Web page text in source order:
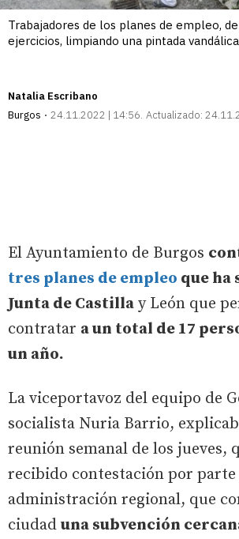
Trabajadores de los planes de empleo,
ejercicios, limpiando una pintada
Natalia Escribano
Burgos
24.11.2022 | 14:56 Actualizado:
El Ayuntamiento de Burgos
tres planes de empleo que ha
Junta de Castilla y León que
contratar a un total de 17
un año.
La viceportavoz del equipo de
socialista Nuria Barrio,
reunión semanal de los jueves,
recibido contestación por parte
administración regional, que
ciudad una subvención